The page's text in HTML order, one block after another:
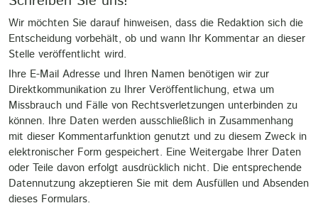
Wir möchten Sie darauf hinweisen, dass die Redaktion sich die
Entscheidung vorbehält, ob und wann Ihr Kommentar an dieser
Stelle veröffentlicht wird.
Ihre E-Mail Adresse und Ihren Namen benötigen wir zur
Direktkommunikation zu Ihrer Veröffentlichung, etwa um
Missbrauch und Fälle von Rechtsverletzungen unterbinden zu
können. Ihre Daten werden ausschließlich in Zusammenhang
mit dieser Kommentarfunktion genutzt und zu diesem Zweck in
elektronischer Form gespeichert. Eine Weitergabe Ihrer Daten
oder Teile davon erfolgt ausdrücklich nicht. Die entsprechende
Datennutzung akzeptieren Sie mit dem Ausfüllen und Absenden
dieses Formulars.